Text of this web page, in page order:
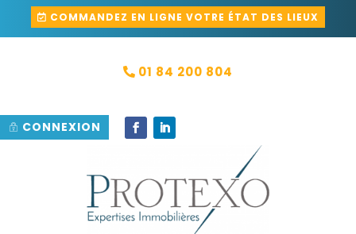
COMMANDEZ EN LIGNE VOTRE ÉTAT DES LIEUX
01 84 200 804
CONNEXION